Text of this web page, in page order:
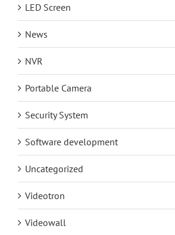
LED Screen
News
NVR
Portable Camera
Security System
Software development
Uncategorized
Videotron
Videowall